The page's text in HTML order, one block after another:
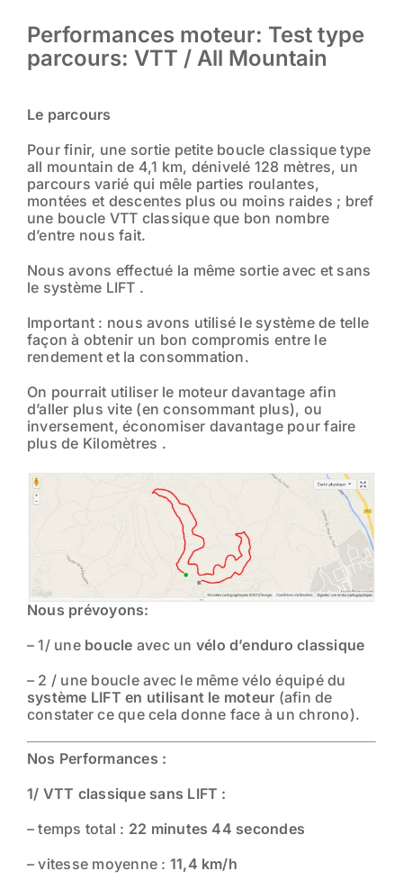
Performances moteur: Test type
parcours: VTT / All Mountain
Le parcours
Pour finir, une sortie petite boucle classique type
all mountain de 4,1 km, dénivelé 128 mètres, un
parcours varié qui mêle parties roulantes,
montées et descentes plus ou moins raides ; bref
une boucle VTT classique que bon nombre
d’entre nous fait.
Nous avons effectué la même sortie avec et sans
le système LIFT .
Important : nous avons utilisé le système de telle
façon à obtenir un bon compromis entre le
rendement et la consommation.
On pourrait utiliser le moteur davantage afin
d’aller plus vite (en consommant plus), ou
inversement, économiser davantage pour faire
plus de Kilomètres .
Nous prévoyons:
– 1/ une boucle avec un vélo d’enduro classique
– 2 / une boucle avec le même vélo équipé du
système LIFT en utilisant le moteur (afin de
constater ce que cela donne face à un chrono).
Nos Performances :
1/ VTT classique sans LIFT :
– temps total : 22 minutes 44 secondes
– vitesse moyenne : 11,4 km/h